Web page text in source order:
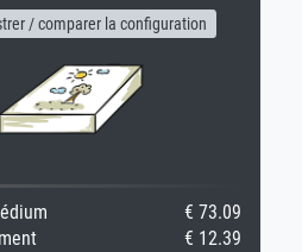
/ comparer la configuration
€ 73.09
€ 12.39